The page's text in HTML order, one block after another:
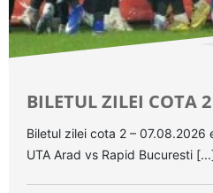
BILETUL ZILEI COTA
Biletul zilei cota 2 – 07.08.2026
UTA Arad vs Rapid Bucuresti